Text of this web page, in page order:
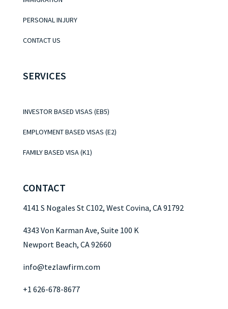
PERSONAL INJURY
CONTACT US
SERVICES
INVESTOR BASED VISAS (EB5)
EMPLOYMENT BASED VISAS (E2)
FAMILY BASED VISA (K1)
CONTACT
4141 S Nogales St C102, West Covina, CA 91792
4343 Von Karman Ave, Suite 100 K
Newport Beach, CA 92660
info@tezlawfirm.com
+1 626-678-8677